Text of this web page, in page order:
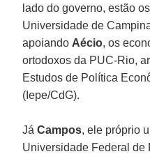
lado do governo, estão
Universidade de
apoiando Aécio, os
ortodoxos da PUC-Rio,
Estudos de Política
(Iepe/CdG).
JáCampos, ele próprio
Universidade Federal de